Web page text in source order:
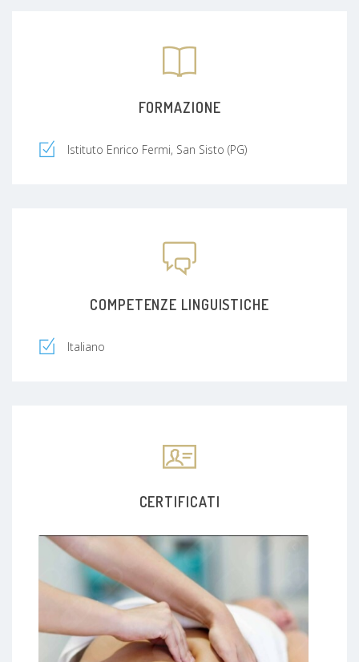
FORMAZIONE
Istituto Enrico Fermi, San Sisto (PG)
COMPETENZE LINGUISTICHE
Italiano
CERTIFICATI